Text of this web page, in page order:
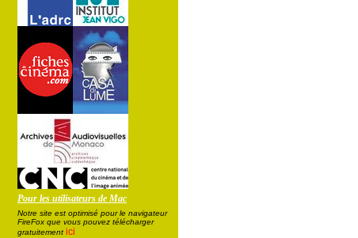
Pour les utilisateurs de Mac
Notre site est optimisé pour le navigateur
FireFox que vous pouvez télécharger
gratuitement ici